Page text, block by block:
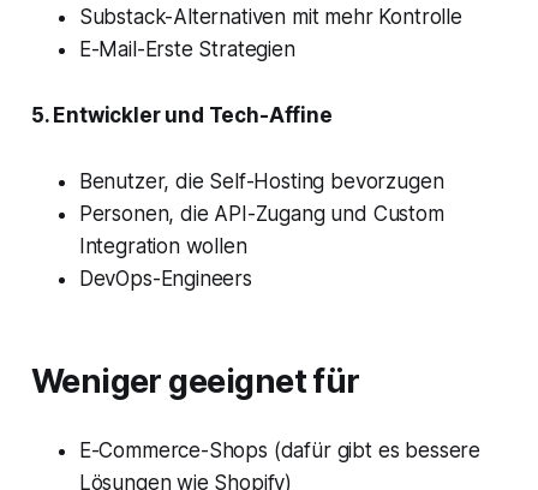
Substack-Alternativen mit mehr Kontrolle
E-Mail-Erste Strategien
5. Entwickler und Tech-Affine
Benutzer, die Self-Hosting bevorzugen
Personen, die API-Zugang und Custom
Integration wollen
DevOps-Engineers
Weniger geeignet für
E-Commerce-Shops (dafür gibt es bessere
Lösungen wie Shopify)